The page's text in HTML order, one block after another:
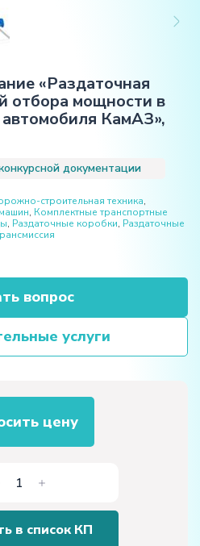
«Раздаточная
отбора мощности в
автомобиля КамАЗ»,
документации
строительная техника,
, Комплектные транспортные
, Раздаточные коробки, Раздаточные
вопрос
услуги
цену
Количество
товара
Учебное
в список КП